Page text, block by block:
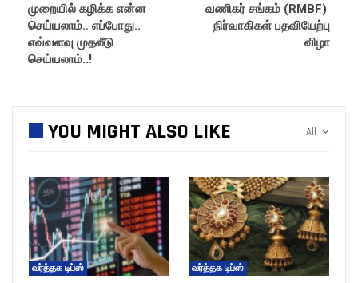
முறையில் கழிக்க என்ன
செய்யலாம்.. எப்போது..
எவ்வளவு முதலீடு
செய்யலாம்..!
வணிகர் சங்கம் (RMBF)
நிர்வாகிகள் பதவியேற்பு
விழா
All
YOU MIGHT ALSO LIKE
வர்த்தக டிப்ஸ் வர்த்தக டிப்ஸ்